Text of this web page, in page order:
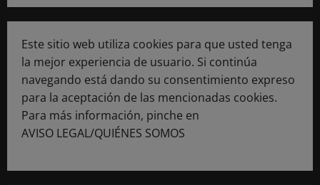
Este sitio web utiliza cookies para que usted tenga
la mejor experiencia de usuario. Si continúa
navegando está dando su consentimiento expreso
para la aceptación de las mencionadas cookies.
Para más información, pinche en
AVISO LEGAL/QUIÉNES SOMOS